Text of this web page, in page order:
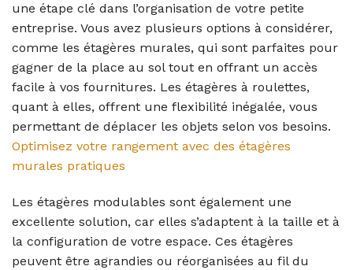
une étape clé dans l’organisation de votre petite
entreprise. Vous avez plusieurs options à considérer,
comme les étagères murales, qui sont parfaites pour
gagner de la place au sol tout en offrant un accès
facile à vos fournitures. Les étagères à roulettes,
quant à elles, offrent une flexibilité inégalée, vous
permettant de déplacer les objets selon vos besoins.
Optimisez votre rangement avec des étagères
murales pratiques
Les étagères modulables sont également une
excellente solution, car elles s’adaptent à la taille et à
la configuration de votre espace. Ces étagères
peuvent être agrandies ou réorganisées au fil du